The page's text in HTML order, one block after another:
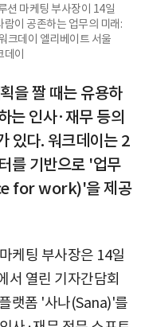
마케팅 부사장이 14일
이 공존하는 업무의 미래:
크데이 엘리베이트 서울
데이
을 짤 때는 유용하
는 인사·재무 등의
있다. 워크데이는 2
를 기반으로 '업무
for work)'을 제공
케팅 부사장은 14일
서 열린 기자간담회
랫폼 '사나(Sana)'를